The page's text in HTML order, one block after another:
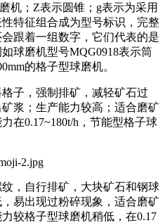
机；Z表示圆锥；g表示为采用
特征组合成为型号标识，完整
跟着一组数字，它们代表的是
球磨机型号MQG0918表示筒
的格子型球磨机。
子，强制排矿，减轻矿石过
浆；生产能力较高；适合磨矿
在0.17~180t/h，节能型格子球
，自行排矿，大块矿石和钢球
易出现过粉碎现象，适合磨矿
较格子型球磨机稍低，在0.17